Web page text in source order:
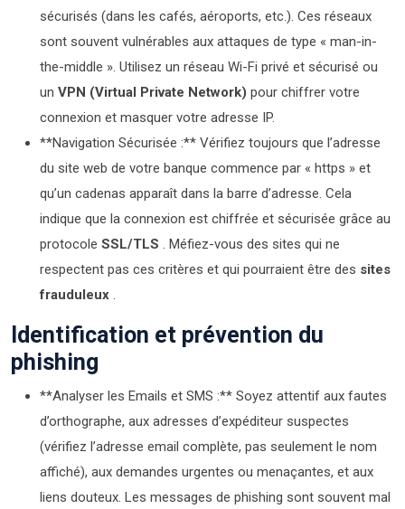
sécurisés (dans les cafés, aéroports, etc.). Ces réseaux
sont souvent vulnérables aux attaques de type « man-in-
the-middle ». Utilisez un réseau Wi-Fi privé et sécurisé ou
un VPN (Virtual Private Network) pour chiffrer votre
connexion et masquer votre adresse IP.
**Navigation Sécurisée :** Vérifiez toujours que l’adresse
du site web de votre banque commence par « https » et
qu’un cadenas apparaît dans la barre d’adresse. Cela
indique que la connexion est chiffrée et sécurisée grâce au
protocole SSL/TLS . Méfiez-vous des sites qui ne
respectent pas ces critères et qui pourraient être des sites
frauduleux .
Identification et prévention du
phishing
**Analyser les Emails et SMS :** Soyez attentif aux fautes
d’orthographe, aux adresses d’expéditeur suspectes
(vérifiez l’adresse email complète, pas seulement le nom
affiché), aux demandes urgentes ou menaçantes, et aux
liens douteux. Les messages de phishing sont souvent mal